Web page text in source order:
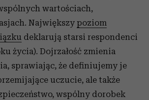
wartościach,
Największy poziom
deklarują starsi respondenci
życia). Dojrzałość zmienia
sprawiając, że definiujemy je
uczucie, ale także
wspólny dorobek